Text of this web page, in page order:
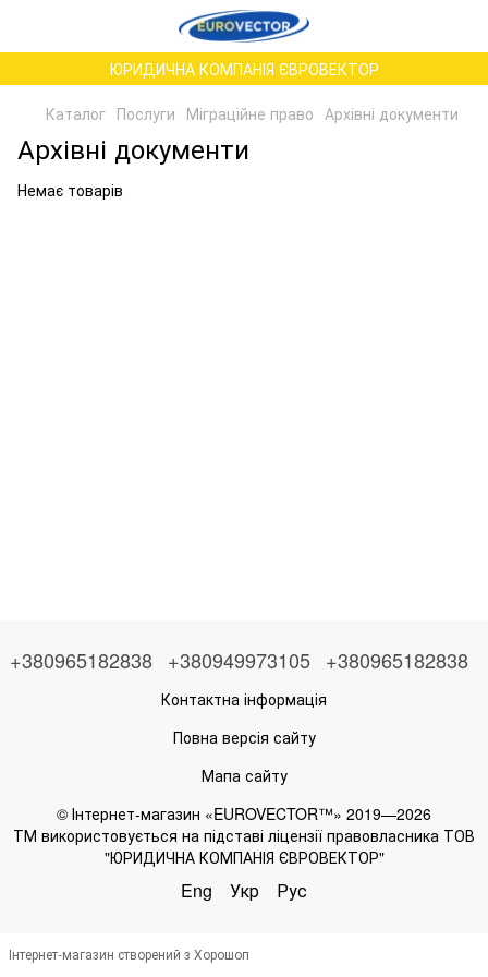
ЮРИДИЧНА КОМПАНІЯ ЄВРОВЕКТОР
Каталог Послуги Міграційне право Архівні документи
Архівні документи
Немає товарів
+380965182838 +380949973105 +380965182838
Контактна інформація
Повна версія сайту
Мапа сайту
© Інтернет-магазин «EUROVECTOR™» 2019—2026
ТМ використовується на підставі ліцензії правовласника ТОВ
"ЮРИДИЧНА КОМПАНІЯ ЄВРОВЕКТОР"
Eng Укр Рус
Інтернет-магазин створений з Хорошоп